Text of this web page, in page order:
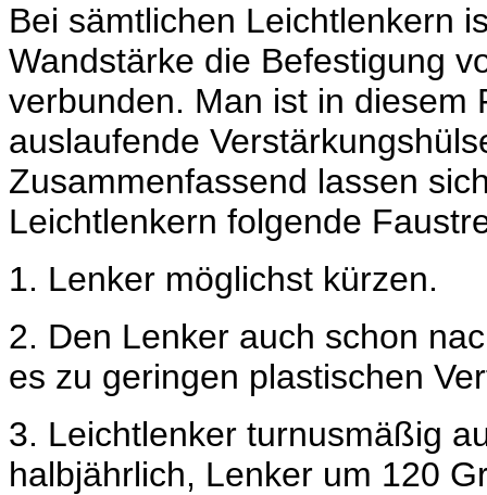
Bei sämtlichen Leichtlenkern
Wandstärke die Befestigung
verbunden. Man ist in diesem
auslaufende
Zusammenfassend lassen
Leichtlenkern folgende
1. Lenker möglichst kürzen.
2. Den Lenker auch schon
es zu geringen plastischen
3. Leichtlenker turnusmäßig
halbjährlich, Lenker um 120